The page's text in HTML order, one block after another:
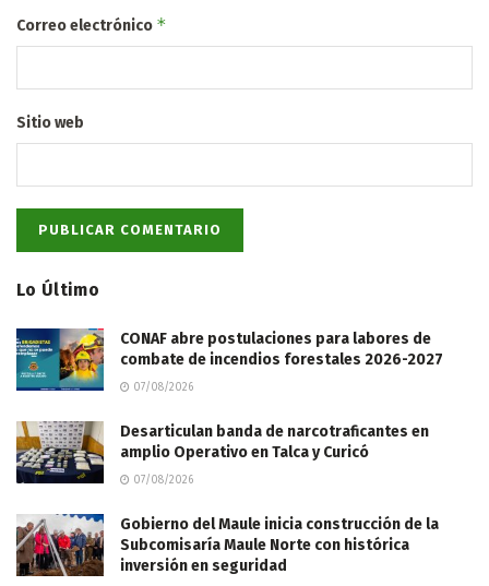
Correo electrónico *
Sitio web
Lo Último
CONAF abre postulaciones para labores de
combate de incendios forestales 2026-2027
07/08/2026
Desarticulan banda de narcotraficantes en
amplio Operativo en Talca y Curicó
07/08/2026
Gobierno del Maule inicia construcción de la
Subcomisaría Maule Norte con histórica
inversión en seguridad